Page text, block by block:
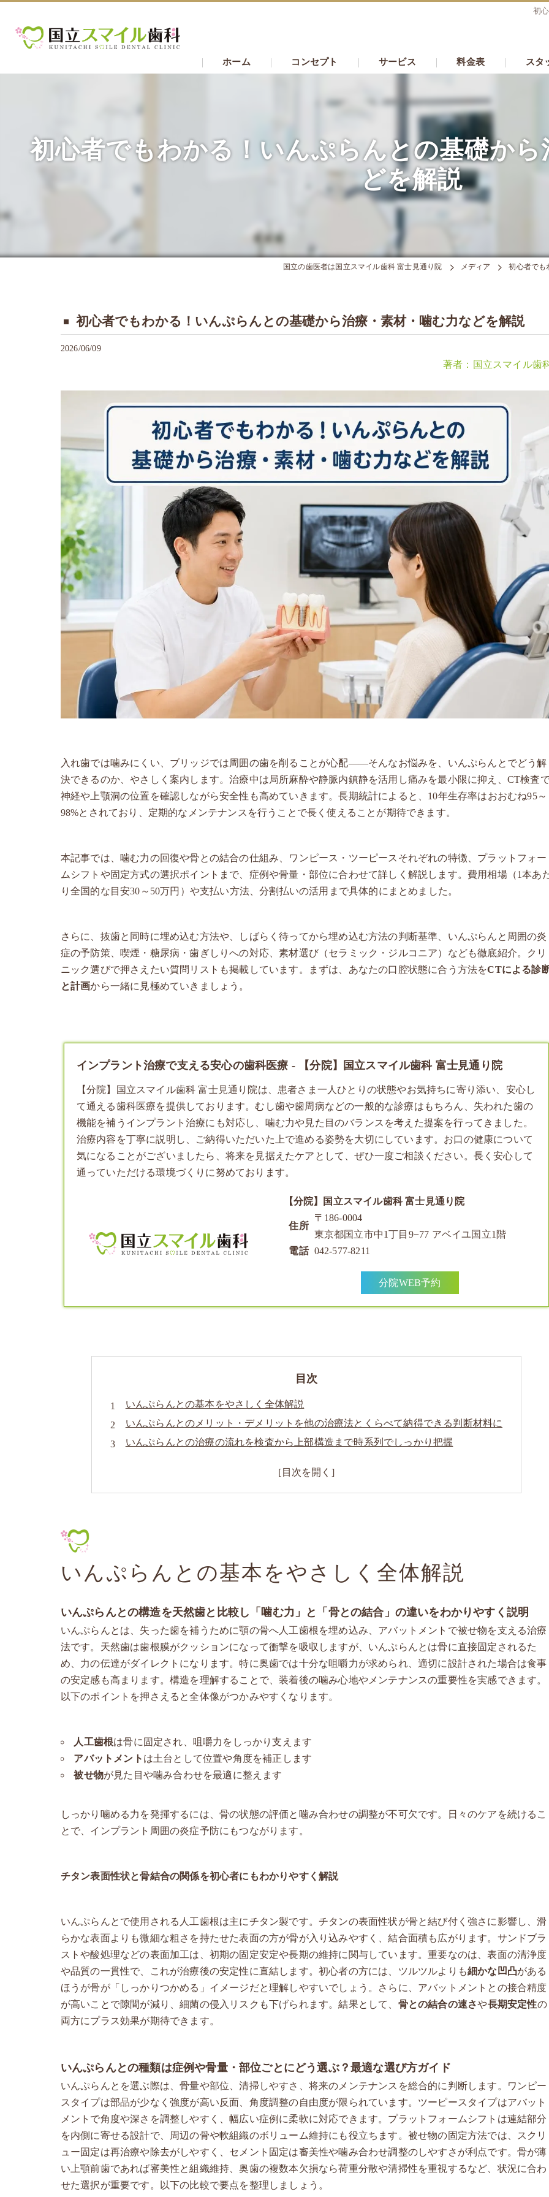
初
ホーム コンセプト サービス 料金表 スタ
初心者でもわかる！いんぷらんとの基礎か
どを解説
国立の歯医者は国立スマイル歯科 富士見通り院 メディア 初心者でも
初心者でもわかる！いんぷらんとの基礎から治療・素材・噛む力などを解説
2026/06/09
著者：国立スマイル歯
入れ歯では噛みにくい、ブリッジでは周囲の歯を削ることが心配——そんなお悩みを、いんぷらんとでどう解
決できるのか、やさしく案内します。治療中は局所麻酔や静脈内鎮静を活用し痛みを最小限に抑え、CT検査
神経や上顎洞の位置を確認しながら安全性も高めていきます。長期統計によると、10年生存率はおおむね95～
98%とされており、定期的なメンテナンスを行うことで長く使えることが期待できます。
本記事では、噛む力の回復や骨との結合の仕組み、ワンピース・ツーピースそれぞれの特徴、プラットフォー
ムシフトや固定方式の選択ポイントまで、症例や骨量・部位に合わせて詳しく解説します。費用相場（1本あ
り全国的な目安30～50万円）や支払い方法、分割払いの活用まで具体的にまとめました。
さらに、抜歯と同時に埋め込む方法や、しばらく待ってから埋め込む方法の判断基準、いんぷらんと周囲の炎
症の予防策、喫煙・糖尿病・歯ぎしりへの対応、素材選び（セラミック・ジルコニア）なども徹底紹介。クリ
ニック選びで押さえたい質問リストも掲載しています。まずは、あなたの口腔状態に合う方法をCTによる診
と計画から一緒に見極めていきましょう。
インプラント治療で支える安心の歯科医療 - 【分院】国立スマイル歯科 富士見通り院
【分院】国立スマイル歯科 富士見通り院は、患者さま一人ひとりの状態やお気持ちに寄り添い、安心し
て通える歯科医療を提供しております。むし歯や歯周病などの一般的な診療はもちろん、失われた歯の
機能を補う インプラント治療にも対応し、噛む力や見た目のバランスを考えた提案を行ってきました。
治療内容を丁寧に説明し、ご納得いただいた上で進める姿勢を大切にしています。お口の健康について
気になることがございましたら、将来を見据えたケアとして、ぜひ一度ご相談ください。長く安心して
通っていただける環境づくりに努めております。
【分院】国立スマイル歯科 富士見通り院
住所
〒186-0004
東京都国立市中1丁目9−77 アベイユ国立1階
電話 042-577-8211
分院WEB予約
目次
いんぷらんとの基本をやさしく全体解説
いんぷらんとのメリット・デメリットを他の治療法とくらべて納得できる判断材料に
いんぷらんとの治療の流れを検査から上部構造まで時系列でしっかり把握
いんぷらんとの基本をやさしく全体解説
いんぷらんとの構造を天然歯と比較し「噛む力」と「骨との結合」の違いをわかりやすく説明
いんぷらんとは、失った歯を補うために顎の骨へ人工歯根を埋め込み、アバットメントで被せ物を支える治療
法です。天然歯は歯根膜がクッションになって衝撃を吸収しますが、いんぷらんとは骨に直接固定されるた
め、力の伝達がダイレクトになります。特に奥歯では十分な咀嚼力が求められ、適切に設計された場合は食事
の安定感も高まります。構造を理解することで、装着後の噛み心地やメンテナンスの重要性を実感できます。
以下のポイントを押さえると全体像がつかみやすくなります。
人工歯根は骨に固定され、咀嚼力をしっかり支えます
アバットメント は土台として位置や角度を補正します
被せ物が見た目や噛み合わせを最適に整えます
しっかり噛める力を発揮するには、骨の状態の評価と噛み合わせの調整が不可欠です。日々のケアを続けるこ
とで、インプラント周囲の炎症予防にもつながります。
チタン表面性状と骨結合の関係を初心者にもわかりやすく解説
いんぷらんとで使用される人工歯根は主にチタン製です。チタンの表面性状が骨と結び付く強さに影響し、滑
らかな表面よりも微細な粗さを持たせた表面の方が骨が入り込みやすく、結合面積も広がります。サンドブラ
ストや酸処理などの表面加工は、初期の固定安定や長期の維持に関与しています。重要なのは、表面の清浄度
や品質の一貫性で、これが治療後の安定性に直結します。初心者の方には、ツルツルよりも細かな凹凸がある
ほうが骨が「しっかりつかめる」イメージだと理解しやすいでしょう。さらに、アバットメントとの接合精度
が高いことで隙間が減り、細菌の侵入リスクも下げられます。結果として、 骨との結合の速さや長期安定性の
両方にプラス効果が期待できます。
いんぷらんとの種類は症例や骨量・部位ごとにどう選ぶ？最適な選び方ガイド
いんぷらんとを選ぶ際は、骨量や部位、清掃しやすさ、将来のメンテナンスを総合的に判断します。ワンピー
スタイプは部品が少なく強度が高い反面、角度調整の自由度が限られています。ツーピースタイプはアバット
メントで角度や深さを調整しやすく、幅広い症例に柔軟に対応できます。プラットフォームシフトは連結部分
を内側に寄せる設計で、周辺の骨や軟組織のボリューム維持にも役立ちます。被せ物の固定方法では、スクリ
ュー固定は再治療や除去がしやすく、セメント固定は審美性や噛み合わせ調整のしやすさが利点です。骨が薄
い上顎前歯であれば審美性と組織維持、奥歯の複数本欠損なら荷重分散や清掃性を重視するなど、状況に合わ
せた選択が重要です。以下の比較で要点を整理しましょう。